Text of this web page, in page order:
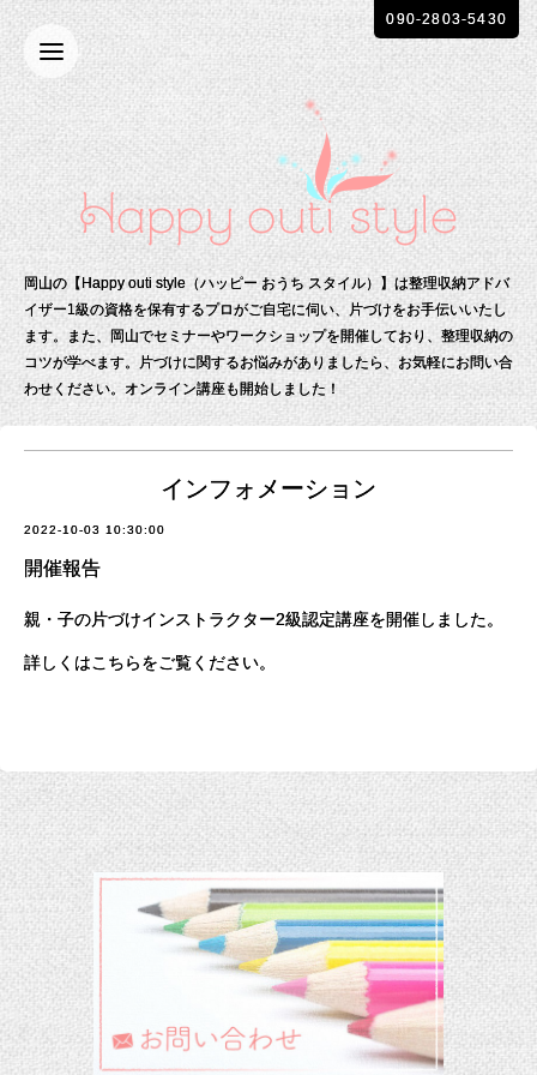
岡山の【Happy outi style（ハッピー おうち スタイル）】は整理収納アドバ
イザー1級の資格を保有するプロがご自宅に伺い、片づけをお手伝いいたし
ます。 また、岡山でセミナーやワークショップを開催しており、整理収納の
コツが学べます。 片づけに関するお悩みがありましたら、お気軽にお問い合
わせください。 オンライン講座も開始しました！
090-2803-5430
インフォメーション
2022-10-03 10:30:00
開催報告
親・子の片づけインストラクター2級認定講座を開催しました。
詳しくはこちらをご覧ください。